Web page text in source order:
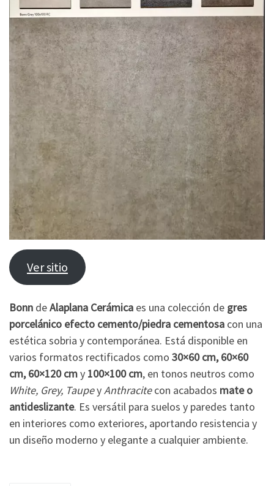
Ver sitio
Bonn deAlaplana Cerámica es una colección de gres
porcelánico efecto cemento/piedra cementosa con una
estética sobria y contemporánea. Está disponible en
varios formatos rectificados como 30×60 cm, 60×60
cm, 60×120 cmy 100×100 cm, en tonos neutros como
White, Grey, TaupeyAnthracitecon acabados mate o
antideslizante. Es versátil para suelos y paredes tanto
en interiores como exteriores, aportando resistencia y
un diseño moderno y elegante a cualquier ambiente.